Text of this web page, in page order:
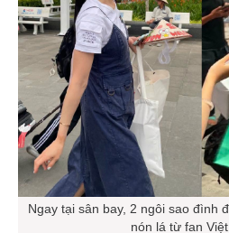
Ngay tại sân bay, 2 ngôi sao đình
nón lá từ fan